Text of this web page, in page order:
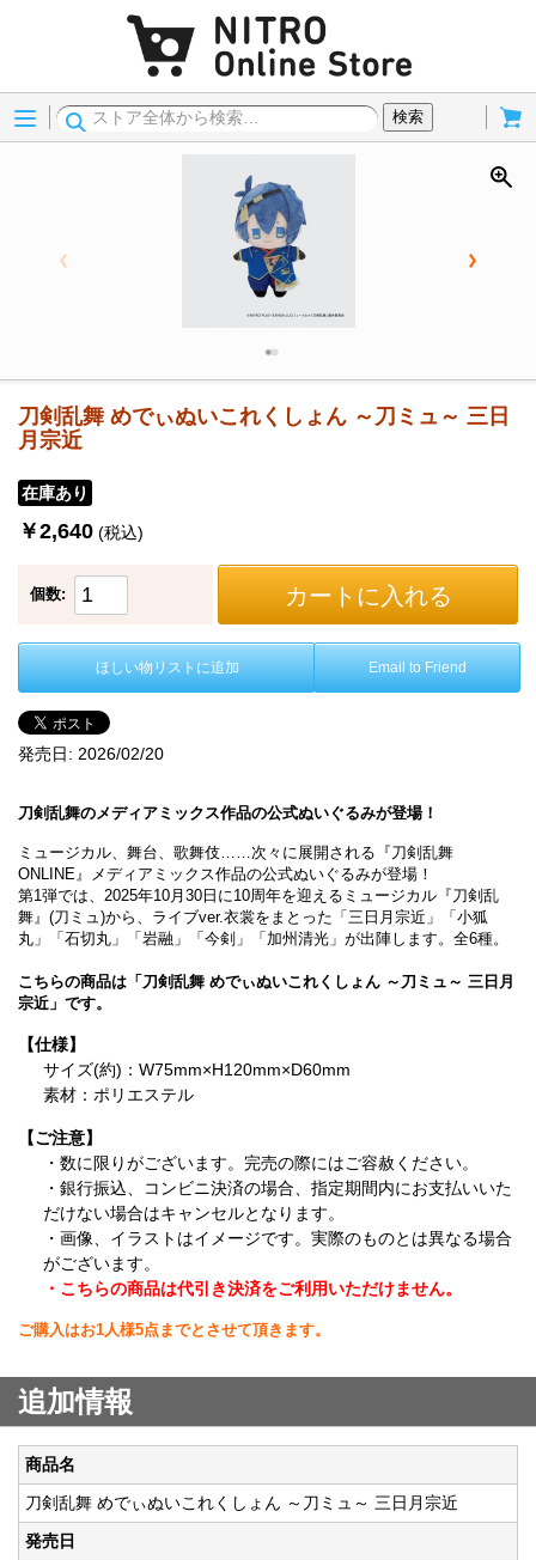
Menu
検索
刀剣乱舞 めでぃぬいこれくしょん ～刀ミュ～ 三日
月宗近
在庫あり
￥2,640 (税込)
個数: カートに入れる
ほしい物リストに追加 Email to Friend
発売日: 2026/02/20
刀剣乱舞のメディアミックス作品の公式ぬいぐるみが登場！
ミュージカル、舞台、歌舞伎……次々に展開される『刀剣乱舞
ONLINE』メディアミックス作品の公式ぬいぐるみが登場！
第1弾では、2025年10月30日に10周年を迎えるミュージカル『刀剣乱
舞』(刀ミュ)から、ライブver.衣裳をまとった「三日月宗近」「小狐
丸」「石切丸」「岩融」「今剣」「加州清光」が出陣します。全6種。
こちらの商品は「刀剣乱舞 めでぃぬいこれくしょん ～刀ミュ～ 三日月
宗近」です。
【仕様】
サイズ(約)：W75mm×H120mm×D60mm
素材：ポリエステル
【ご注意】
・数に限りがございます。完売の際にはご容赦ください。
・銀行振込、コンビニ決済の場合、指定期間内にお支払いいた
だけない場合はキャンセルとなります。
・画像、イラストはイメージです。実際のものとは異なる場合
がございます。
・こちらの商品は代引き決済をご利用いただけません。
ご購入はお1人様5点までとさせて頂きます。
追加情報
商品名
刀剣乱舞 めでぃぬいこれくしょん ～刀ミュ～ 三日月宗近
発売日